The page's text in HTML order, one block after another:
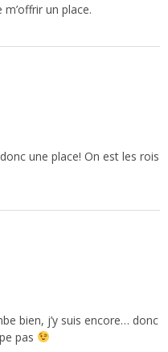
un place.
une place! On est les rois
bien, j’y suis encore… donc
pas